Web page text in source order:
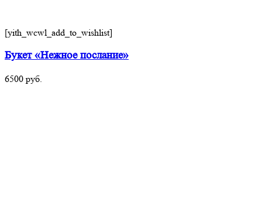
[yith_wcwl_add_to_wishlist]
Букет «Нежное послание»
6500 руб.